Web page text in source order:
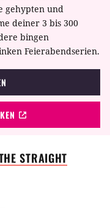
gehypten und
deiner 3 bis 300
bingen
Feierabendserien.
STRAIGHT